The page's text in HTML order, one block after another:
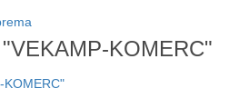
KOMERC"
KOMERC"